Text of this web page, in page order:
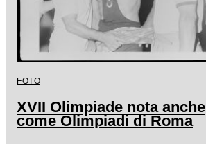
FOTO
XVII Olimpiade nota anche
come Olimpiadi di Roma